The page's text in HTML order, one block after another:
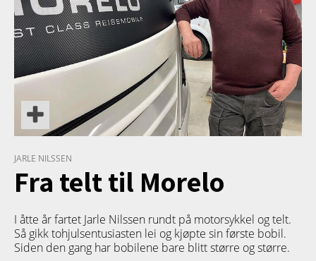
JARLE NILSSEN
Fra telt til Morelo
I åtte år fartet Jarle Nilssen rundt på motorsykkel og telt.
Så gikk tohjulsentusiasten lei og kjøpte sin første bobil.
Siden den gang har bobilene bare blitt større og større.